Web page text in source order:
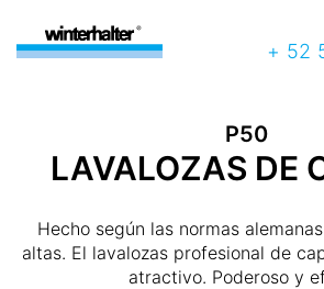
+ 52
P50
LAVALOZAS DE
Hecho según las normas
altas. El lavalozas profesional de
atractivo. Poderoso y